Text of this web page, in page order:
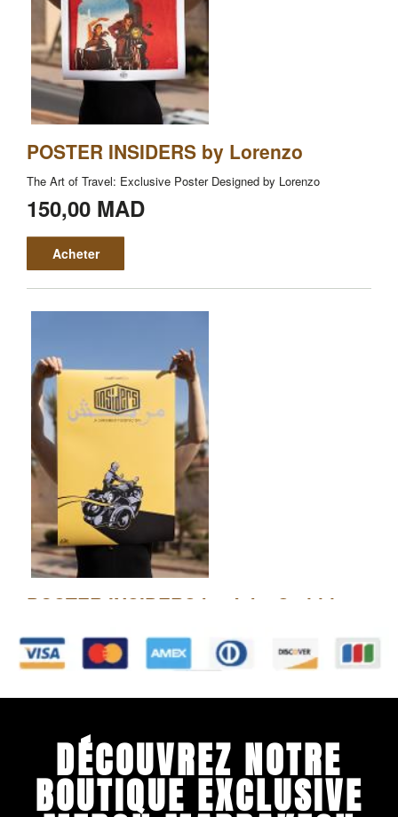
DÉCOUVREZ NOTRE
BOUTIQUE EXCLUSIVE